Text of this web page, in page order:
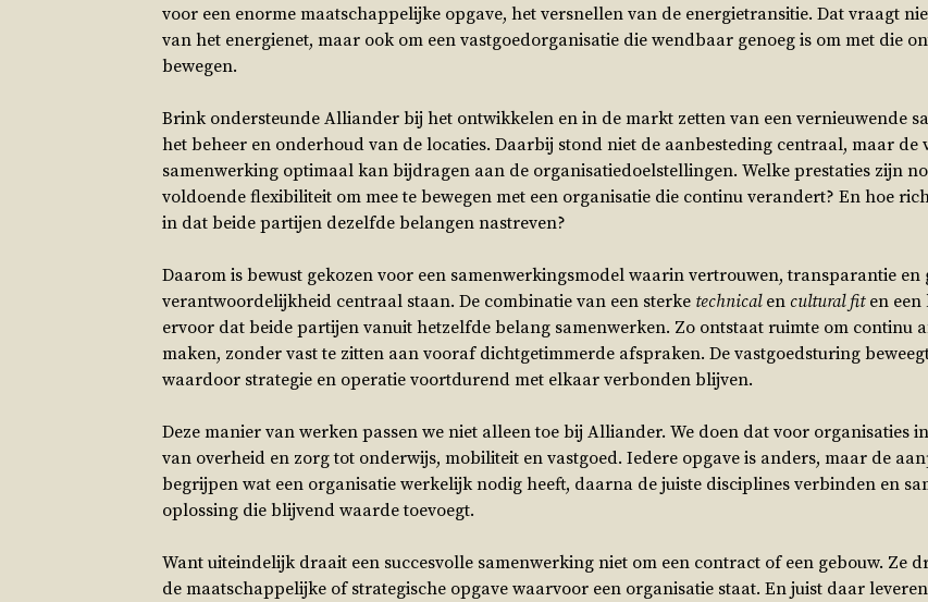
voor een enorme maatschappelijke opgave, het versnellen van de energietransitie. Dat vraagt
van het energienet, maar ook om een vastgoedorganisatie die wendbaar genoeg is om met die
bewegen.
Brink ondersteunde Alliander bij het ontwikkelen en in de markt zetten van een vernieuwende
het beheer en onderhoud van de locaties. Daarbij stond niet de aanbesteding centraal, maar de
samenwerking optimaal kan bijdragen aan de organisatiedoelstellingen. Welke prestaties zijn
voldoende flexibiliteit om mee te bewegen met een organisatie die continu verandert? En hoe
in dat beide partijen dezelfde belangen nastreven?
Daarom is bewust gekozen voor een samenwerkingsmodel waarin vertrouwen, transparantie en
verantwoordelijkheid centraal staan. De combinatie van een sterke technicalen cultural fiten een
ervoor dat beide partijen vanuit hetzelfde belang samenwerken. Zo ontstaat ruimte om continu
maken, zonder vast te zitten aan vooraf dichtgetimmerde afspraken. De vastgoedsturing
waardoor strategie en operatie voortdurend met elkaar verbonden blijven.
Deze manier van werken passen we niet alleen toe bij Alliander. We doen dat voor organisaties
van overheid en zorg tot onderwijs, mobiliteit en vastgoed. Iedere opgave is anders, maar de
begrijpen wat een organisatie werkelijk nodig heeft, daarna de juiste disciplines verbinden en
oplossing die blijvend waarde toevoegt.
Want uiteindelijk draait een succesvolle samenwerking niet om een contract of een gebouw. Ze
de maatschappelijke of strategische opgave waarvoor een organisatie staat. En juist daar